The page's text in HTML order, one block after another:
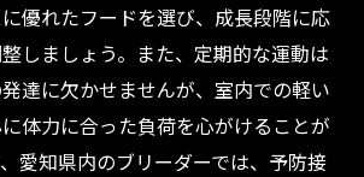
優れたフードを選び、成長段階に応
しましょう。また、定期的な運動は
達に欠かせませんが、室内での軽い
体力に合った負荷を心がけることが
愛知県内のブリーダーでは、予防接